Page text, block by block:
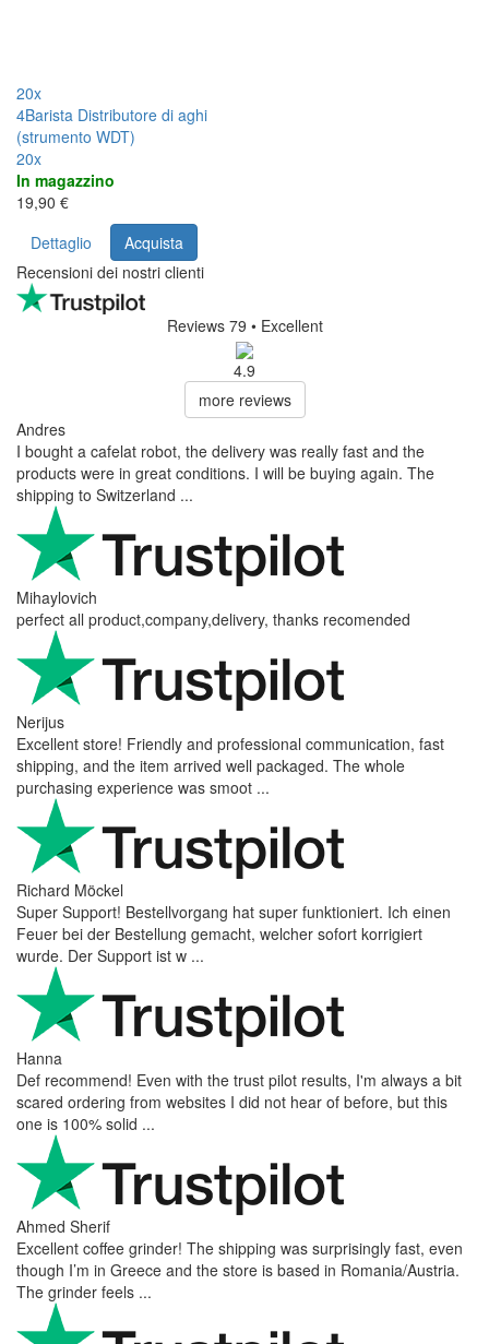
20x
4Barista Distributore di aghi
(strumento WDT)
20x
In magazzino
19,90 €
Dettaglio
Acquista
Recensioni dei nostri clienti
Reviews 79 • Excellent
4.9
more reviews
Andres
I bought a cafelat robot, the delivery was really fast and the
products were in great conditions. I will be buying again. The
shipping to Switzerland ...
Mihaylovich
perfect all product,company,delivery, thanks recomended
Nerijus
Excellent store! Friendly and professional communication, fast
shipping, and the item arrived well packaged. The whole
purchasing experience was smoot ...
Richard Möckel
Super Support! Bestellvorgang hat super funktioniert. Ich einen
Feuer bei der Bestellung gemacht, welcher sofort korrigiert
wurde. Der Support ist w ...
Hanna
Def recommend! Even with the trust pilot results, I'm always a bit
scared ordering from websites I did not hear of before, but this
one is 100% solid ...
Ahmed Sherif
Excellent coffee grinder! The shipping was surprisingly fast, even
though I’m in Greece and the store is based in Romania/Austria.
The grinder feels ...